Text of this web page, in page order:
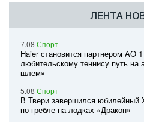
ЛЕНТА
7.08 Спорт
Haier становится партнером AO
любительскому теннису путь на
шлем»
5.08 Спорт
В Твери завершился юбилейный
по гребле на лодках «Дракон»